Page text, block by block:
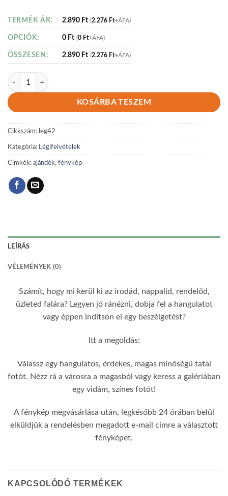
TERMÉK ÁR: 2.890 Ft (2.276 Ft+ÁFA)
OPCIÓK: 0 Ft (0 Ft+ÁFA)
ÖSSZESEN: 2.890 Ft (2.276 Ft+ÁFA)
Légi 42 mennyiség
KOSÁRBA TESZEM
Cikkszám: leg42
Kategória: Légifelvételek
Címkék: ajándék, fénykép
LEÍRÁS
VÉLEMÉNYEK (0)
Számít, hogy mi kerül ki az irodád, nappalid, rendelőd,
üzleted falára? Legyen jó ránézni, dobja fel a hangulatot
vagy éppen indítson el egy beszélgetést?
Itt a megoldás:
Válassz egy hangulatos, érdekes, magas minőségű tatai
fotót. Nézz rá a városra a magasból vagy keress a galériában
egy vidám, színes fotót!
A fénykép megvásárlása után, legkésőbb 24 órában belül
elküldjük a rendelésben megadott e-mail címre a választott
fényképet.
KAPCSOLÓDÓ TERMÉKEK